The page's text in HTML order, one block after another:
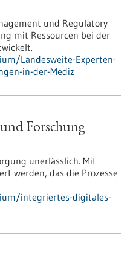
und Regulatory
mit Ressourcen bei der
Landesweite-Experten-
in-der-Mediz
Forschung
unerlässlich. Mit
werden, das die Prozesse
integriertes-digitales-